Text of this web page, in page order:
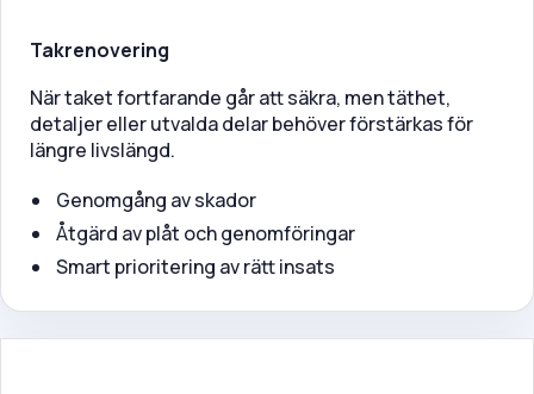
Takrenovering
När taket fortfarande går att säkra, men täthet,
detaljer eller utvalda delar behöver förstärkas för
längre livslängd.
Genomgång av skador
Åtgärd av plåt och genomföringar
Smart prioritering av rätt insats